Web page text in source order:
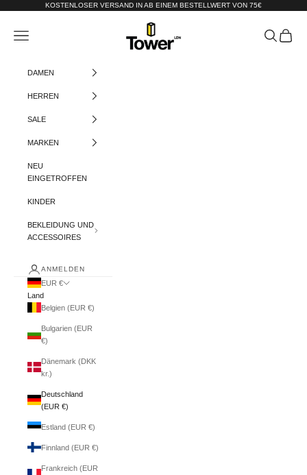
Zum Inhalt springenKOSTENLOSER VERSAND IN AB EINEM BESTELLWERT VON 75€
Tower-London.De
Menü Suchen
DAMEN
HERREN
SALE
MARKEN
NEU
EINGETROFFEN
KINDER
BEKLEIDUNG UND
ACCESSOIRES
ANMELDEN
EUR €
Land
Belgien (EUR €)
Bulgarien (EUR
€)
Dänemark (DKK
kr.)
Deutschland
(EUR €)
Estland (EUR €)
Finnland (EUR €)
Frankreich (EUR